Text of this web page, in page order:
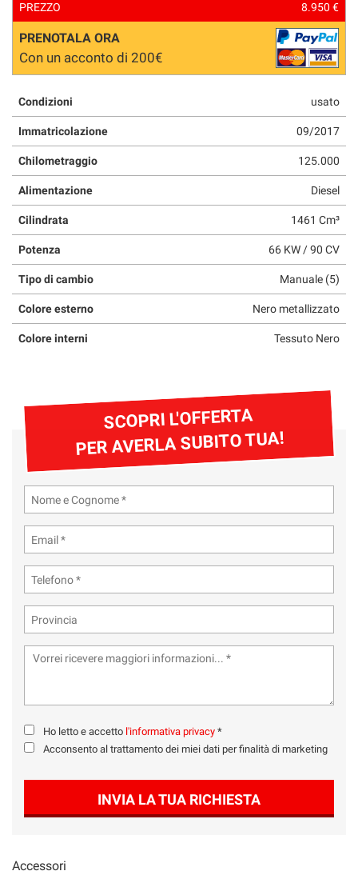
PREZZO 8.950 €
PRENOTALA ORA
Con un acconto di 200€
Condizioni usato
Immatricolazione 09/2017
Chilometraggio 125.000
Alimentazione Diesel
Cilindrata 1461 Cm³
Potenza 66 KW / 90 CV
Tipo di cambio Manuale (5)
Colore esterno Nero metallizzato
Colore interni Tessuto Nero
SCOPRI L'OFFERTA
PER AVERLA SUBITO TUA!
Ho letto e accetto l'informativa privacy *
Acconsento al trattamento dei miei dati per finalità di marketing
INVIA LA TUA RICHIESTA
Accessori